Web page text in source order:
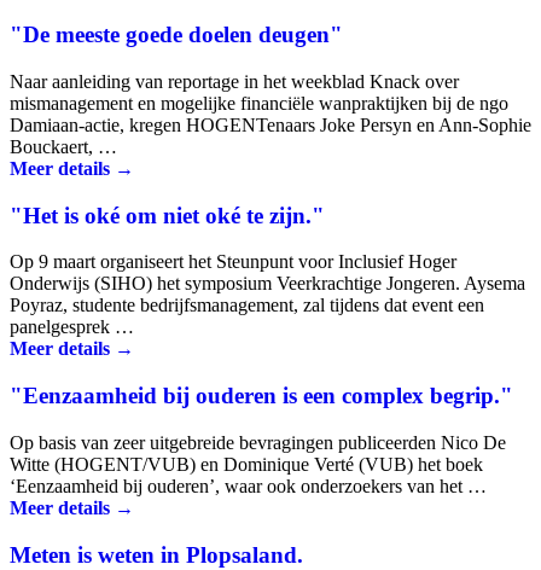
"De meeste goede doelen deugen"
Naar aanleiding van reportage in het weekblad Knack over
mismanagement en mogelijke financiële wanpraktijken bij de ngo
Damiaan-actie, kregen HOGENTenaars Joke Persyn en Ann-Sophie
Bouckaert, …
Meer details →
"Het is oké om niet oké te zijn."
Op 9 maart organiseert het Steunpunt voor Inclusief Hoger
Onderwijs (SIHO) het symposium Veerkrachtige Jongeren. Aysema
Poyraz, studente bedrijfsmanagement, zal tijdens dat event een
panelgesprek …
Meer details →
"Eenzaamheid bij ouderen is een complex begrip."
Op basis van zeer uitgebreide bevragingen publiceerden Nico De
Witte (HOGENT/VUB) en Dominique Verté (VUB) het boek
‘Eenzaamheid bij ouderen’, waar ook onderzoekers van het …
Meer details →
Meten is weten in Plopsaland.